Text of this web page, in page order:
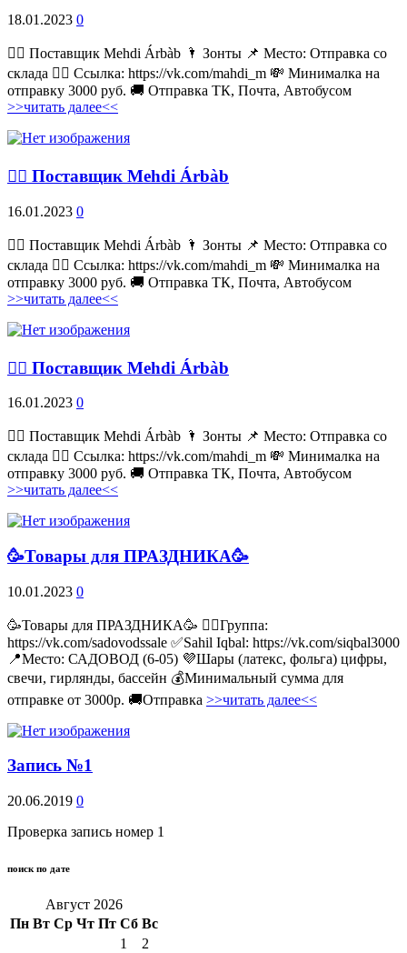
18.01.2023 0
💁‍♂ Поставщик Mehdi Árbàb 🌂 Зонты 📌 Место: Отправка со
склада 👉🏻 Ссылка: https://vk.com/mahdi_m 💸 Минималка на
отправку 3000 руб. 🚚 Отправка ТК, Почта, Автобусом
>>читать далее<<
💁‍♂ Поставщик Mehdi Árbàb
16.01.2023 0
💁‍♂ Поставщик Mehdi Árbàb 🌂 Зонты 📌 Место: Отправка со
склада 👉🏻 Ссылка: https://vk.com/mahdi_m 💸 Минималка на
отправку 3000 руб. 🚚 Отправка ТК, Почта, Автобусом
>>читать далее<<
💁‍♂ Поставщик Mehdi Árbàb
16.01.2023 0
💁‍♂ Поставщик Mehdi Árbàb 🌂 Зонты 📌 Место: Отправка со
склада 👉🏻 Ссылка: https://vk.com/mahdi_m 💸 Минималка на
отправку 3000 руб. 🚚 Отправка ТК, Почта, Автобусом
>>читать далее<<
🥳Товары для ПРАЗДНИКА🥳
10.01.2023 0
🥳Товары для ПРАЗДНИКА🥳 👉🏻Группа:
https://vk.com/sadovodssale ✅Sahil Iqbal: https://vk.com/siqbal3000
📍Место: САДОВОД (6-05) 💜Шары (латекс, фольга) цифры,
свечи, гирлянды, бассейн 💰Минимальный сумма для
отправке от 3000р. 🚚Отправка >>читать далее<<
Запись №1
20.06.2019 0
Проверка запись номер 1
поиск по дате
Август 2026
Пн Вт Ср Чт Пт Сб Вс
1
2